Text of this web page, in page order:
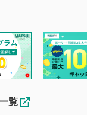
よびコメントの
ご理解のうえ、
るコメントをお
ものとみなし
覧